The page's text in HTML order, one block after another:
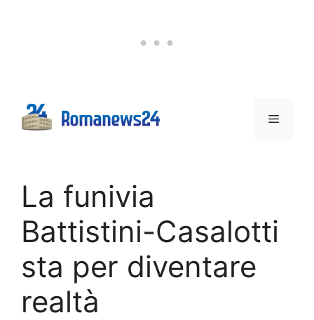
Menu
La funivia
Battistini-Casalotti
sta per diventare
realtà